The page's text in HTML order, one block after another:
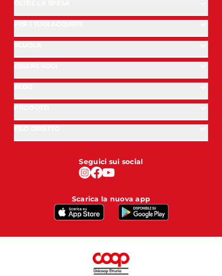
Seguici sui social
Scarica la nuova app